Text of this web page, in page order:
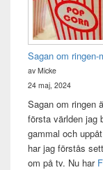
Sagan om ringen-
av Micke
24 maj, 2024
Sagan om ringen
första världen jag
gammal och
har jag förstås
om på tv. Nu har